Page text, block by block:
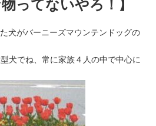
ってないやろ！】
犬がバーニーズマウンテンドッグの
犬でね、常に家族４人の中で中心に